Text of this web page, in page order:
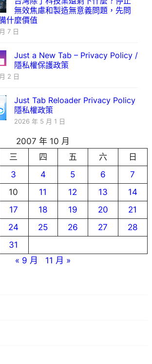
無效焦慮和製造無意義問題，先問
什麼價值
7 日
Just a New Tab – Privacy Policy /
隱私權保護政策
2 日
Just Tab Reloader Privacy Policy
隱私權政策
2026 年 5 月 1 日
2007 年 10 月
三 四 五 六
日
3 4 5 6
7
10 11 12 13
14
17 18 19 20
21
24 25 26 27
28
31
« 9 月
11 月 »